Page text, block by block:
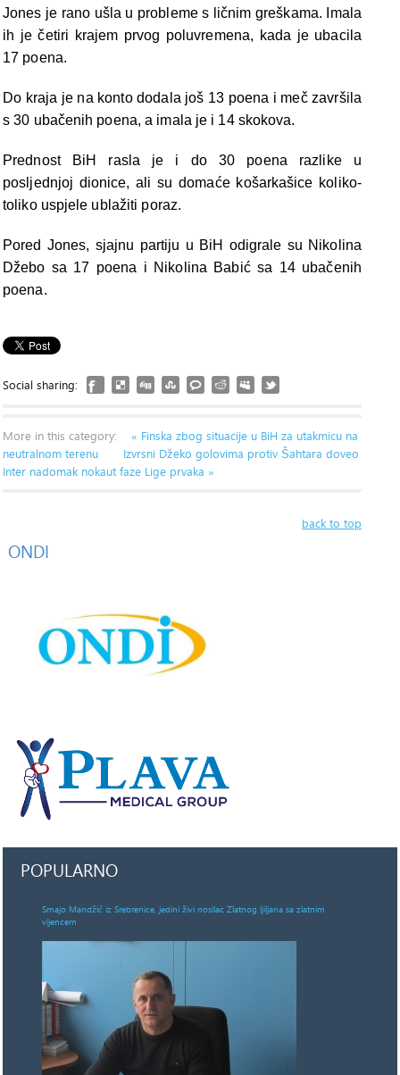
Jones je rano ušla u probleme s ličnim greškama. Imala
ih je četiri krajem prvog poluvremena, kada je ubacila
17 poena.
Do kraja je na konto dodala još 13 poena i meč završila
s 30 ubačenih poena, a imala je i 14 skokova.
Prednost BiH rasla je i do 30 poena razlike u
posljednjoj dionice, ali su domaće košarkašice koliko-
toliko uspjele ublažiti poraz.
Pored Jones, sjajnu partiju u BiH odigrale su Nikolina
Džebo sa 17 poena i Nikolina Babić sa 14 ubačenih
poena.
Social sharing:
More in this category:
« Finska zbog situacije u BiH za utakmicu na
neutralnom terenu
Izvrsni Džeko golovima protiv Šahtara doveo
Inter nadomak nokaut faze Lige prvaka »
back to top
ONDI
POPULARNO
Smajo Mandžić iz Srebrenice, jedini živi nosilac Zlatnog ljiljana sa zlatnim
vijencem